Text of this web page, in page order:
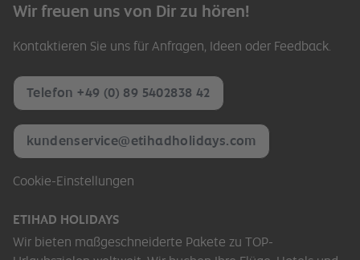
Wir freuen uns von Dir zu hören!
Kontaktieren Sie uns für Anfragen, Ideen oder Feedback.
Telefon +49 (0) 89 5402838 42
kundenservice@etihadholidays.com
Cookie-Einstellungen
ETIHAD HOLIDAYS
Wir bieten maßgeschneiderte Pakete zu TOP-